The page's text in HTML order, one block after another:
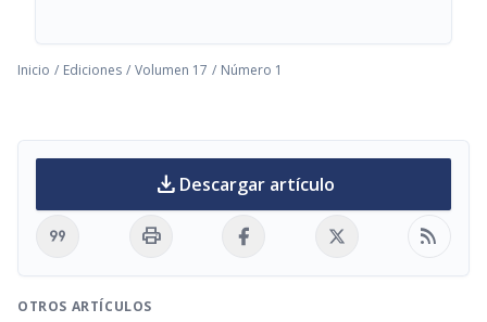
Inicio / Ediciones / Volumen 17 / Número 1
download Descargar artículo
format_quote print rss_feed
OTROS ARTÍCULOS